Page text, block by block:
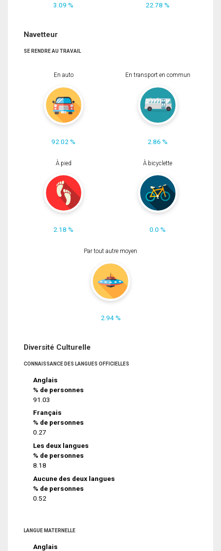
3.09 % 22.78 %
Navetteur
SE RENDRE AU TRAVAIL
En auto
92.02 %
En transport en commun
2.86 %
À pied
2.18 %
À bicyclette
0.0 %
Par tout autre moyen
2.94 %
Diversité Culturelle
CONNAISSANCE DES LANGUES OFFICIELLES
Anglais
% de personnes
91.03
Français
% de personnes
0.27
Les deux langues
% de personnes
8.18
Aucune des deux langues
% de personnes
0.52
LANGUE MATERNELLE
Anglais